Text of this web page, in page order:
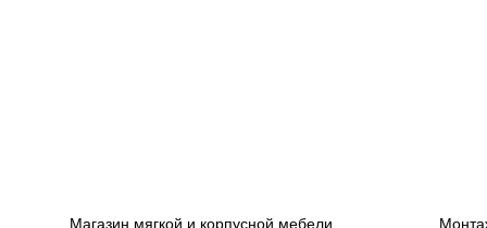
Магазин мягкой и корпусной мебели